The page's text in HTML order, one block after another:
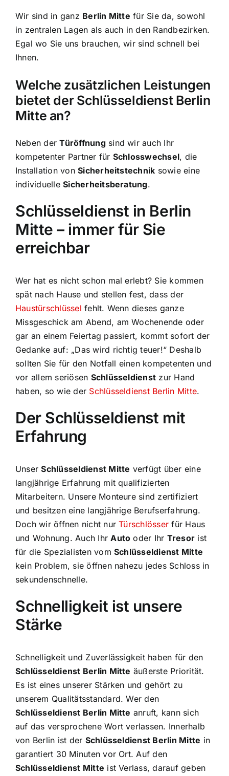
Wir sind in ganz Berlin Mitte für Sie da, sowohl
in zentralen Lagen als auch in den Randbezirken.
Egal wo Sie uns brauchen, wir sind schnell bei
Ihnen.
Welche zusätzlichen Leistungen
bietet der Schlüsseldienst Berlin
Mitte an?
Neben derTüröffnungsind wir auch Ihr
kompetenter Partner für Schlosswechsel, die
Installation vonSicherheitstechnik sowie eine
individuelleSicherheitsberatung.
Schlüsseldienst in Berlin
Mitte – immer für Sie
erreichbar
Wer hat es nicht schon mal erlebt? Sie kommen
spät nach Hause und stellen fest, dass der
Haustürschlüsselfehlt. Wenn dieses ganze
Missgeschick am Abend, am Wochenende oder
gar an einem Feiertag passiert, kommt sofort der
Gedanke auf: „Das wird richtig teuer!“ Deshalb
sollten Sie für den Notfall einen kompetenten und
vor allem seriösen Schlüsseldienst zur Hand
haben, so wie der Schlüsseldienst Berlin Mitte.
Der Schlüsseldienst mit
Erfahrung
UnserSchlüsseldienst Mitte verfügt über eine
langjährige Erfahrung mit qualifizierten
Mitarbeitern. Unsere Monteure sind zertifiziert
und besitzen eine langjährige Berufserfahrung.
Doch wir öffnen nicht nurTürschlösser für Haus
und Wohnung. Auch IhrAuto oder Ihr Tresor ist
für die Spezialisten vomSchlüsseldienst Mitte
kein Problem, sie öffnen nahezu jedes Schloss in
sekundenschnelle.
Schnelligkeit ist unsere
Stärke
Schnelligkeit und Zuverlässigkeit haben für den
Schlüsseldienst Berlin Mitte äußerste Priorität.
Es ist eines unserer Stärken und gehört zu
unserem Qualitätsstandard. Wer den
Schlüsseldienst Berlin Mitte anruft, kann sich
auf das versprochene Wort verlassen. Innerhalb
von Berlin ist der Schlüsseldienst Berlin Mitte in
garantiert 30 Minuten vor Ort. Auf den
Schlüsseldienst Mitte ist Verlass, darauf geben